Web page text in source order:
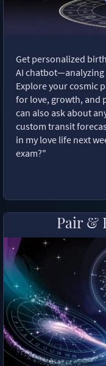
Get personalized
AI chatbot—analyzing
Explore your cosmic
for love, growth, and
can also ask about
custom transit
in my love life next
exam?"
Pair &